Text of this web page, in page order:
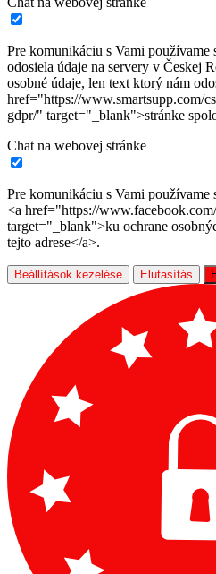
Pre komunikáciu s Vami používame
odosiela údaje na servery v Českej
osobné údaje, len text ktorý nám
href="https://www.smartsupp.com/
gdpr/" target="_blank">stránke
Chat na webovej stránke
Pre komunikáciu s Vami používame
<a href="https://
target="_blank">ku ochrane
tejto adrese</a>.
Beállítások kezelése Elutasítás